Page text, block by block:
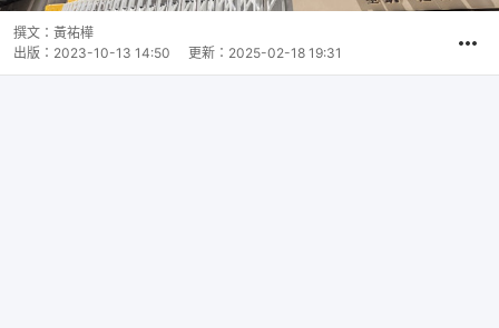
撰文： 黃祐樺
出版： 2023-10-13 14:50 更新： 2025-02-18 19:31